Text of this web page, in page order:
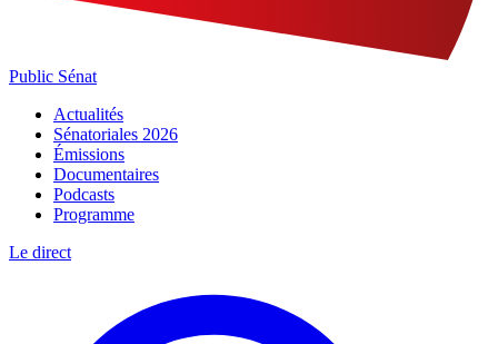
Public Sénat
Actualités
Sénatoriales 2026
Émissions
Documentaires
Podcasts
Programme
Le direct